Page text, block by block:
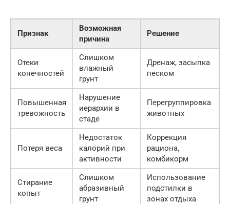
Признак
Возможная
причина
Решение
Отеки
конечностей
Слишком
влажный
грунт
Дренаж, засыпка
песком
Повышенная
тревожность
Нарушение
иерархии в
стаде
Перегруппировка
животных
Потеря веса
Недостаток
калорий при
активности
Коррекция
рациона,
комбикорм
Стирание
копыт
Слишком
абразивный
грунт
Использование
подстилки в
зонах отдыха